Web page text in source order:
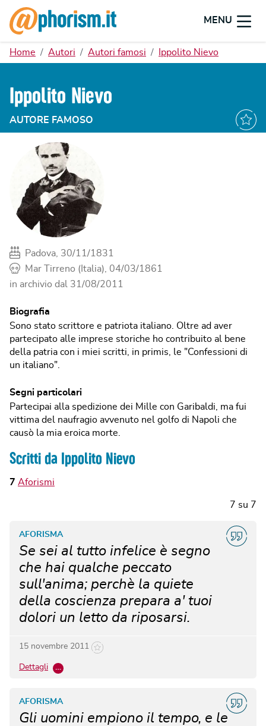
MENU
Home Autori Autori famosi Ippolito Nievo
Ippolito Nievo
AUTORE FAMOSO
Padova, 30/11/1831
Mar Tirreno (Italia), 04/03/1861
in archivio dal 31/08/2011
Biografia
Sono stato scrittore e patriota italiano. Oltre ad aver
partecipato alle imprese storiche ho contribuito al bene
della patria con i miei scritti, in primis, le "Confessioni di
un italiano".
Segni particolari
Partecipai alla spedizione dei Mille con Garibaldi, ma fui
vittima del naufragio avvenuto nel golfo di Napoli che
causò la mia eroica morte.
Scritti da Ippolito Nievo
7 Aforismi
7 su 7
Se sei al tutto infelice è segno
che hai qualche peccato
sull'anima; perchè la quiete
della coscienza prepara a' tuoi
dolori un letto da riposarsi.
AFORISMA
15 novembre 2011
Dettagli …
Gli uomini empiono il tempo, e le
AFORISMA